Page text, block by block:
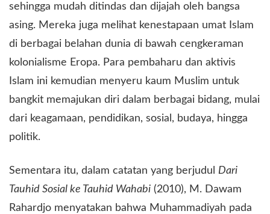
sehingga mudah ditindas dan dijajah oleh bangsa
asing. Mereka juga melihat kenestapaan umat Islam
di berbagai belahan dunia di bawah cengkeraman
kolonialisme Eropa. Para pembaharu dan aktivis
Islam ini kemudian menyeru kaum Muslim untuk
bangkit memajukan diri dalam berbagai bidang, mulai
dari keagamaan, pendidikan, sosial, budaya, hingga
politik.
​Sementara itu, dalam catatan yang berjudul Dari
Tauhid Sosial ke Tauhid Wahabi (2010), M. Dawam
Rahardjo menyatakan bahwa Muhammadiyah pada